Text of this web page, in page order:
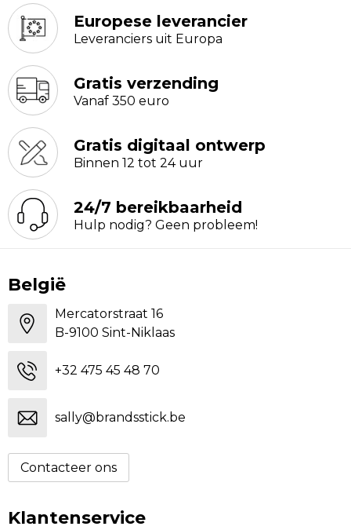
Europese leverancier
Leveranciers uit Europa
Gratis verzending
Vanaf 350 euro
Gratis digitaal ontwerp
Binnen 12 tot 24 uur
24/7 bereikbaarheid
Hulp nodig? Geen probleem!
België
Mercatorstraat 16
B-9100 Sint-Niklaas
+32 475 45 48 70
sally@brandsstick.be
Contacteer ons
Klantenservice